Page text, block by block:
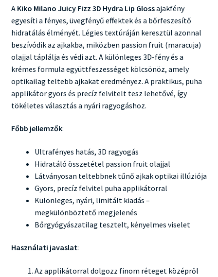
A Kiko Milano Juicy Fizz 3D Hydra Lip Glossajakfény
egyesíti a fényes, üvegfényű effektek és a bőrfeszesítő
hidratálás élményét. Légies textúráján keresztül azonnal
beszívódik az ajkakba, miközben passion fruit (maracuja)
olajjal táplálja és védi azt. A különleges 3D-fény és a
krémes formula együttfeszességet kölcsönöz, amely
optikailag teltebb ajkakat eredményez. A praktikus, puha
applikátor gyors és precíz felvitelt tesz lehetővé, így
tökéletes választás a nyári ragyogáshoz.
Főbb jellemzők:
Ultrafényes hatás, 3D ragyogás
Hidratáló összetétel passion fruit olajjal
Látványosan teltebbnek tűnő ajkak optikai illúziója
Gyors, precíz felvitel puha applikátorral
Különleges, nyári, limitált kiadás –
megkülönböztető megjelenés
Bőrgyógyászatilag tesztelt, kényelmes viselet
Használati javaslat:
Az applikátorral dolgozz finom réteget középről